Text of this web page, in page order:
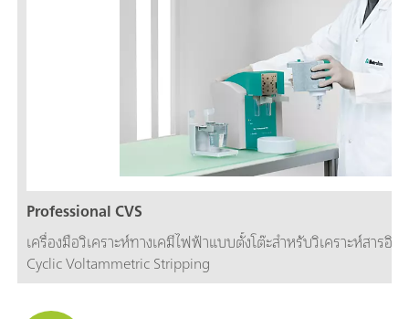
Professional CVS
เครื่องมือวิเคราะห์ทางเคมีไฟฟ้าแบบตั้งโต๊ะสำหรับวิเคราะห์สาร
Cyclic Voltammetric Stripping